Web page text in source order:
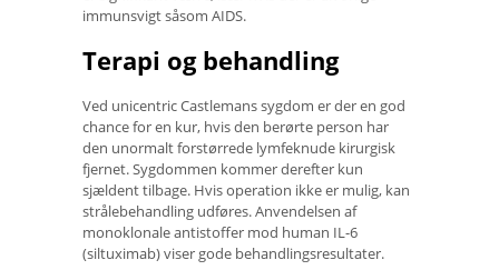
immunsvigt såsom AIDS.
Terapi og behandling
Ved unicentric Castlemans sygdom er der en god
chance for en kur, hvis den berørte person har
den unormalt forstørrede lymfeknude kirurgisk
fjernet. Sygdommen kommer derefter kun
sjældent tilbage. Hvis operation ikke er mulig, kan
strålebehandling udføres. Anvendelsen af ​​
monoklonale antistoffer mod human IL-6
(siltuximab) viser gode behandlingsresultater.